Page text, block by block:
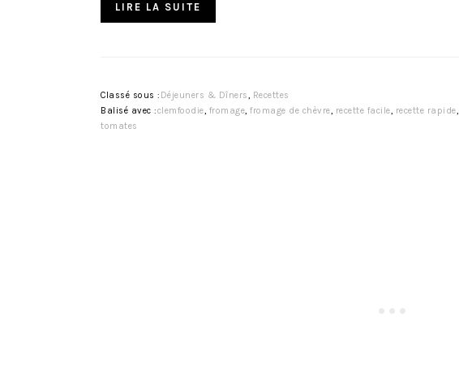
LIRE LA SUITE
Classé sous : Déjeuners & Dîners, Recettes
Balisé avec :clemfoodie, fromage, fromage de chèvre, recette facile, recette rapide,
tomates